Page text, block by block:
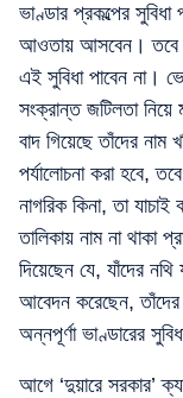
ভাণ্ডার প্রকল্পের
আওতায় আসবেন। তবে
এই সুবিধা পাবেন না।
সংক্রান্ত জটিলতা
বাদ গিয়েছে তাঁদের
পর্যালোচনা করা হবে,
নাগরিক কিনা, তা যাচাই
তালিকায় নাম না থাকা
দিয়েছেন যে, যাঁদের
আবেদন করেছেন, তাঁদের
অন্নপূর্ণা ভাণ্ডারের
আগে ‘দুয়ারে সরকার’